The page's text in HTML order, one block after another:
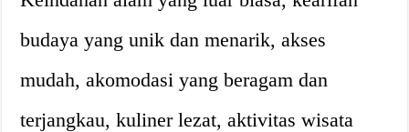
budaya yang unik dan menarik, akses
mudah, akomodasi yang beragam dan
terjangkau, kuliner lezat, aktivitas wisata